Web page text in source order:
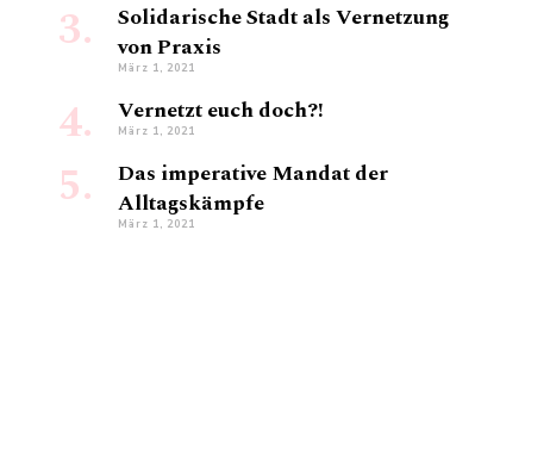
Solidarische Stadt als Vernetzung
von Praxis
März 1, 2021
Vernetzt euch doch?!
März 1, 2021
Das imperative Mandat der
Alltagskämpfe
März 1, 2021